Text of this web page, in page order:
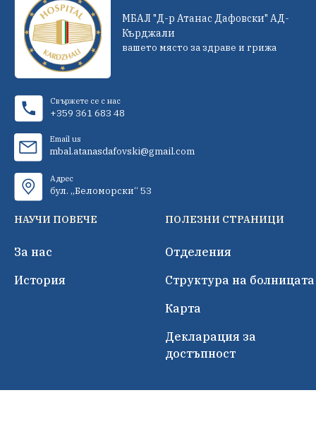
МБАЛ "Д-р Атанас Дафовски" АД-
Кърджали
вашето място за здраве и грижа
Свържете се с нас
+359 361 683 48
Email us
mbal.atanasdafovski@gmail.com
Адрес
бул. „Беломорски“ 53
НАУЧИ ПОВЕЧЕ
За нас
История
ПОЛЕЗНИ СТРАНИЦИ
Отделения
Структура на болницата
Карта
Декларация за
достъпност